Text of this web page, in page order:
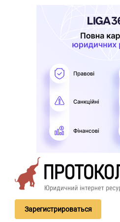
Зарегистрироваться